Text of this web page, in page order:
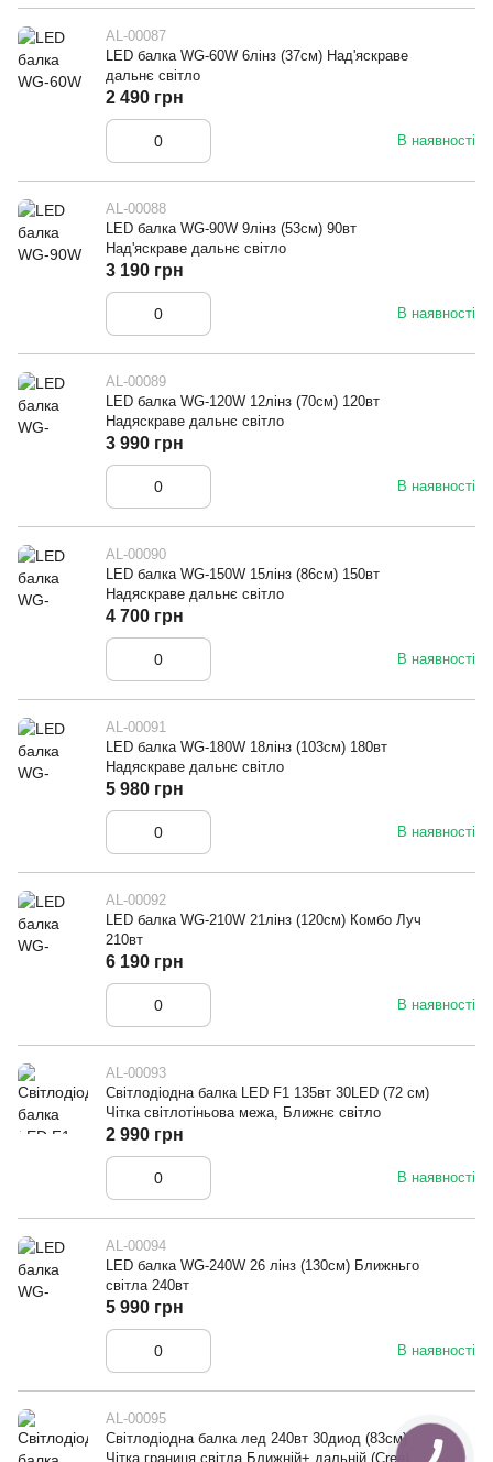
AL-00087
LED балка WG-60W 6лінз (37см) Над'яскраве
дальнє світло
В наявності
2 490 грн
AL-00088
LED балка WG-90W 9лінз (53см) 90вт
Над'яскраве дальнє світло
В наявності
3 190 грн
AL-00089
LED балка WG-120W 12лінз (70см) 120вт
Надяскраве дальнє світло
В наявності
3 990 грн
AL-00090
LED балка WG-150W 15лінз (86см) 150вт
Надяскраве дальнє світло
В наявності
4 700 грн
AL-00091
LED балка WG-180W 18лінз (103см) 180вт
Надяскраве дальнє світло
В наявності
5 980 грн
AL-00092
LED балка WG-210W 21лінз (120см) Комбо Луч
210вт
В наявності
6 190 грн
AL-00093
Світлодіодна балка LED F1 135вт 30LED (72 см)
Чітка світлотіньова межа, Ближнє світло
В наявності
2 990 грн
AL-00094
LED балка WG-240W 26 лінз (130см) Ближньго
світла 240вт
В наявності
5 990 грн
AL-00095
Світлодіодна балка лед 240вт 30диод (83см)
Чітка границя світла Ближній+ дальній (Cree)